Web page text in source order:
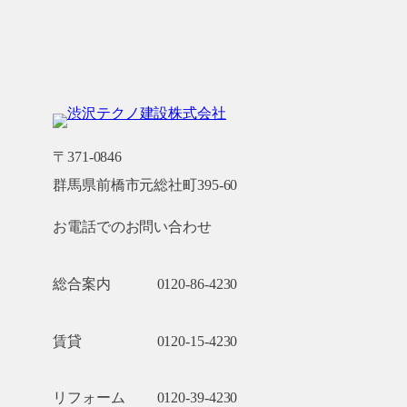
〒371-0846
群馬県前橋市元総社町395-60
お電話でのお問い合わせ
総合案内 0120-86-4230
賃貸 0120-15-4230
リフォーム 0120-39-4230